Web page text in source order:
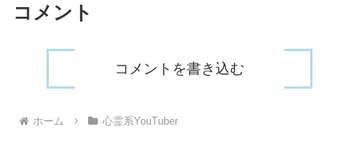
コメント
コメントを書き込む
ホーム 心霊系YouTuber